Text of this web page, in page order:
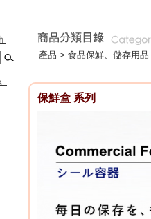
產品 > 食品保鮮、儲存用品
保鮮盒 系列